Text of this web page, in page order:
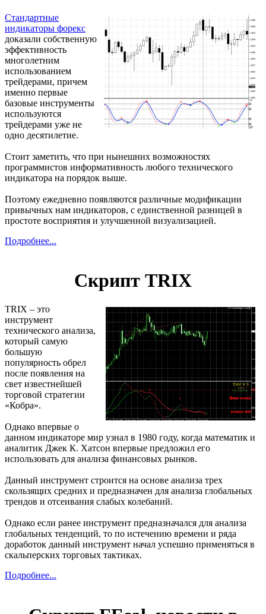
Стандартные
индикаторы форекс
доказали собственную
эффективность
многолетним
использованием
трейдерами, причем
именно первые
базовые инструменты
используются
трейдерами уже не
одно десятилетие.
Стоит заметить, что при нынешних возможностях
программистов информативность любого технического
индикатора на порядок выше.
Поэтому ежедневно появляются различные модификации
привычных нам индикаторов, с единственной разницей в
простоте восприятия и улучшенной визуализацией.
Подробнее...
Скрипт TRIX
TRIX – это
инструмент
технического анализа,
который самую
большую
популярность обрел
после появления на
свет известнейшей
торговой стратегии
«Кобра».
Однако впервые о
данном индикаторе мир узнал в 1980 году, когда математик и
аналитик Джек К. Хатсон впервые предложил его
использовать для анализа финансовых рынков.
Данный инструмент строится на основе анализа трех
скользящих средних и предназначен для анализа глобальных
трендов и отсеивания слабых колебаний.
Однако если ранее инструмент предназначался для анализа
глобальных тенденций, то по истечению времени и ряда
доработок данный инструмент начал успешно применяться в
скальперских торговых тактиках.
Подробнее...